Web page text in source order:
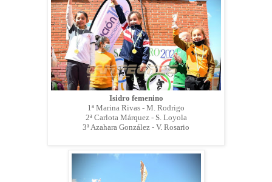
Isidro femenino
1ª Marina Rivas - M. Rodrigo
2ª Carlota Márquez - S. Loyola
3ª Azahara González - V. Rosario